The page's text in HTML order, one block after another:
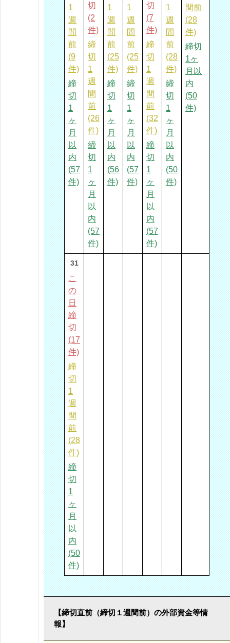
1
週
間
前
(9
件)
締
切
1
ヶ
月
以
内
(57
件)
切
(2
件)
締
切
1
週
間
前
(26
件)
締
切
1
ヶ
月
以
内
(57
件)
1
週
間
前
(25
件)
締
切
1
ヶ
月
以
内
(56
件)
1
週
間
前
(25
件)
締
切
1
ヶ
月
以
内
(57
件)
切
(7
件)
締
切
1
週
間
前
(32
件)
締
切
1
ヶ
月
以
内
(57
件)
1
週
間
前
(28
件)
締
切
1
ヶ
月
以
内
(50
件)
間前
(28
件)
締切
1ヶ
月以
内
(50
件)
31
こ
の
日
締
切
(17
件)
締
切
1
週
間
前
(28
件)
締
切
1
ヶ
月
以
内
(50
件)
【締切直前（締切１週間前）の外部資金等情
報】